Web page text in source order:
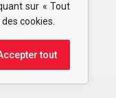
sur « Tout
cookies.
tout